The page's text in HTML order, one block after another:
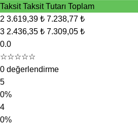
Taksit Taksit Tutarı Toplam
2 3.619,39 ₺ 7.238,77 ₺
3 2.436,35 ₺ 7.309,05 ₺
0.0
☆☆☆☆☆
0 değerlendirme
5
0%
4
0%